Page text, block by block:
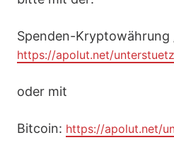
Spenden-Kryptowährung
https://apolut.net/
oder mit
Bitcoin: https://apolut.net/